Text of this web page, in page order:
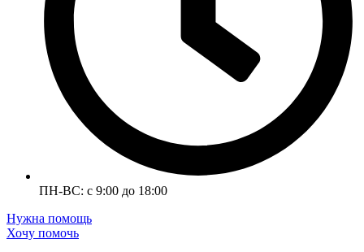
ПН-ВС: с 9:00 до 18:00
Нужна помощь
Хочу помочь